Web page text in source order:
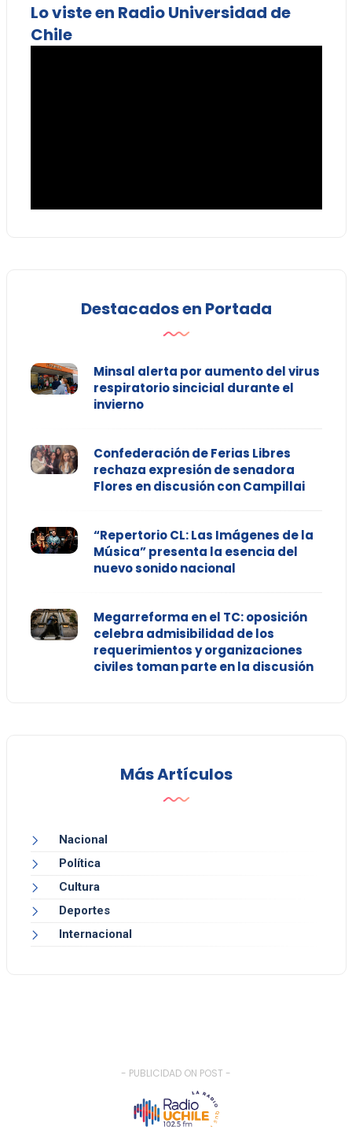
Lo viste en Radio Universidad de
Chile
Destacados en Portada
Minsal alerta por aumento del virus
respiratorio sincicial durante el
invierno
Confederación de Ferias Libres
rechaza expresión de senadora
Flores en discusión con Campillai
“Repertorio CL: Las Imágenes de la
Música” presenta la esencia del
nuevo sonido nacional
Megarreforma en el TC: oposición
celebra admisibilidad de los
requerimientos y organizaciones
civiles toman parte en la discusión
Más Artículos
Nacional
Política
Cultura
Deportes
Internacional
- PUBLICIDAD ON POST -